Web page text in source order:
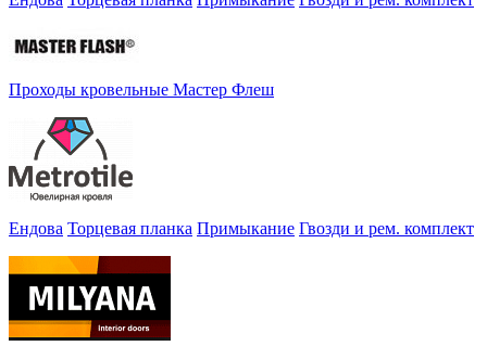
Проходы кровельные Мастер Флеш
Ендова Торцевая планка Примыкание Гвозди и рем. комплект